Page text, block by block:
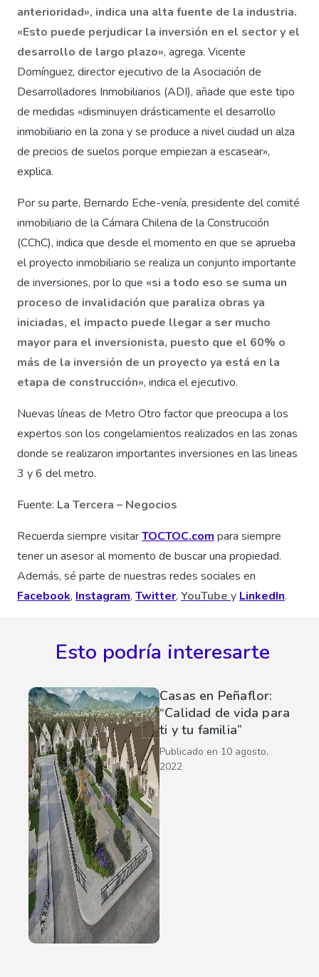
anterioridad», indica una alta fuente de la industria.
«Esto puede perjudicar la inversión en el sector y el
desarrollo de largo plazo», agrega. Vicente
Domínguez, director ejecutivo de la Asociación de
Desarrolladores Inmobiliarios (ADI), añade que este tipo
de medidas «disminuyen drásticamente el desarrollo
inmobiliario en la zona y se produce a nivel ciudad un alza
de precios de suelos porque empiezan a escasear»,
explica.
Por su parte, Bernardo Eche-venía, presidente del comité
inmobiliario de la Cámara Chilena de la Construcción
(CChC), indica que desde el momento en que se aprueba
el proyecto inmobiliario se realiza un conjunto importante
de inversiones, por lo que «si a todo eso se suma un
proceso de invalidación que paraliza obras ya
iniciadas, el impacto puede llegar a ser mucho
mayor para el inversionista, puesto que el 60% o
más de la inversión de un proyecto ya está en la
etapa de construcción», indica el ejecutivo.
Nuevas líneas de Metro Otro factor que preocupa a los
expertos son los congelamientos realizados en las zonas
donde se realizaron importantes inversiones en las lineas
3 y 6 del metro.
Fuente: La Tercera – Negocios
Recuerda siempre visitarTOCTOC.com para siempre
tener un asesor al momento de buscar una propiedad.
Además, sé parte de nuestras redes sociales en
Facebook, Instagram, Twitter, YouTube y LinkedIn.
Esto podría interesarte
Casas en Peñaflor:
“Calidad de vida para
ti y tu familia”
Publicado en 10 agosto,
2022